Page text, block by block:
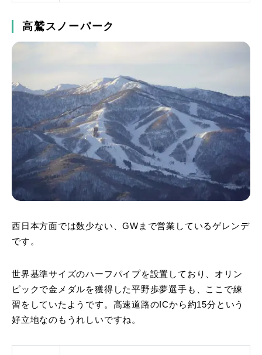
高鷲スノーパーク
西日本方面では数少ない、GWまで営業しているゲレンデ
です。
世界基準サイズのハーフパイプを設置しており、オリン
ピックで金メダルを獲得した平野歩夢選手も、ここで練
習をしていたようです。高速道路のICから約15分という
好立地なのもうれしいですね。